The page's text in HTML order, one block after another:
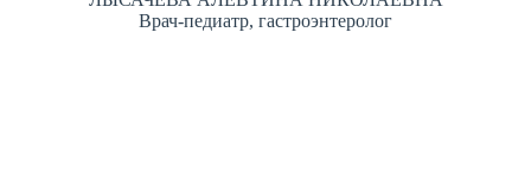
Врач-педиатр, гастроэнтеролог